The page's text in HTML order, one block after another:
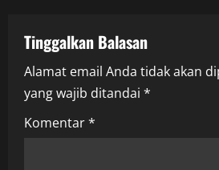
a
v
i
Tinggalkan Balasan
Alamat email Anda tidak akan
yang wajib ditandai *
Komentar*